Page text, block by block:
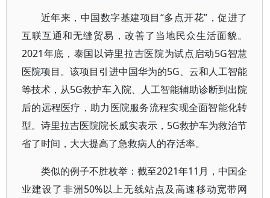
近年来，中国数字基建项目“多点开花”，促进了
互联互通和无缝贸易，改善了当地民众生活面貌。
2021年底，泰国以诗里拉吉医院为试点启动5G智慧
医院项目。该项目引进中国华为的5G、云和人工智能
等技术，从5G救护车入院、人工智能辅助诊断到出院
后的远程医疗，助力医院服务流程实现全面智能化转
型。诗里拉吉医院院长威实表示，5G救护车为救治节
省了时间，大大提高了急救病人的存活率。
类似的例子不胜枚举：截至2021年11月，中国企
业建设了非洲50%以上无线站点及高速移动宽带网